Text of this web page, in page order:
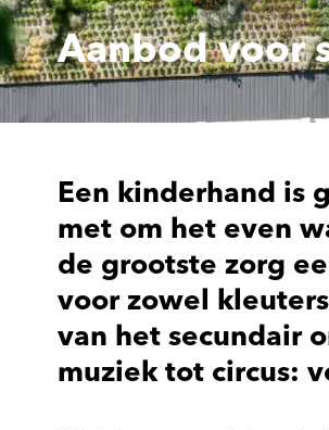
Aanbod voor
Een kinderhand is
met om het even
de grootste zorg
voor zowel
van het secundair
muziek tot circus: